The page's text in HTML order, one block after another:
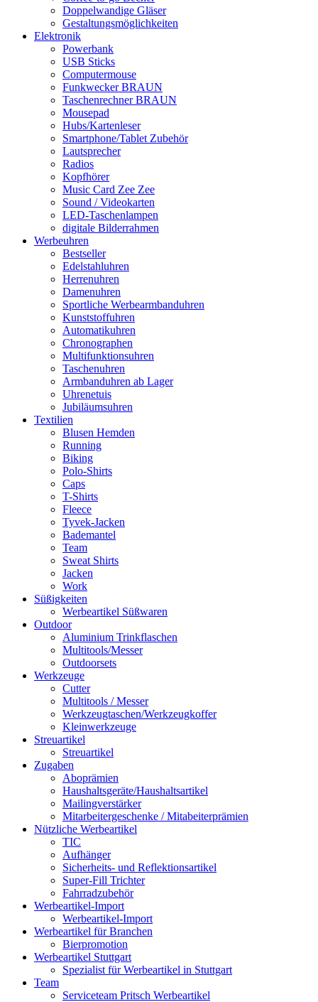
Doppelwandige Gläser
Gestaltungsmöglichkeiten
Elektronik
Powerbank
USB Sticks
Computermouse
Funkwecker BRAUN
Taschenrechner BRAUN
Mousepad
Hubs/Kartenleser
Smartphone/Tablet Zubehör
Lautsprecher
Radios
Kopfhörer
Music Card Zee Zee
Sound / Videokarten
LED-Taschenlampen
digitale Bilderrahmen
Werbeuhren
Bestseller
Edelstahluhren
Herrenuhren
Damenuhren
Sportliche Werbearmbanduhren
Kunststoffuhren
Automatikuhren
Chronographen
Multifunktionsuhren
Taschenuhren
Armbanduhren ab Lager
Uhrenetuis
Jubiläumsuhren
Textilien
Blusen Hemden
Running
Biking
Polo-Shirts
Caps
T-Shirts
Fleece
Tyvek-Jacken
Bademantel
Team
Sweat Shirts
Jacken
Work
Süßigkeiten
Werbeartikel Süßwaren
Outdoor
Aluminium Trinkflaschen
Multitools/Messer
Outdoorsets
Werkzeuge
Cutter
Multitools / Messer
Werkzeugtaschen/Werkzeugkoffer
Kleinwerkzeuge
Streuartikel
Streuartikel
Zugaben
Aboprämien
Haushaltsgeräte/Haushaltsartikel
Mailingverstärker
Mitarbeitergeschenke / Mitabeiterprämien
Nützliche Werbeartikel
TIC
Aufhänger
Sicherheits- und Reflektionsartikel
Super-Fill Trichter
Fahrradzubehör
Werbeartikel-Import
Werbeartikel-Import
Werbeartikel für Branchen
Bierpromotion
Werbeartikel Stuttgart
Spezialist für Werbeartikel in Stuttgart
Team
Serviceteam Pritsch Werbeartikel